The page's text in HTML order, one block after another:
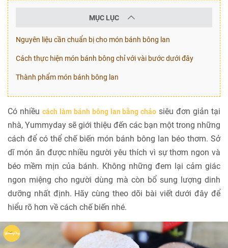
MỤC LỤC
Nguyên liệu cần chuẩn bị cho món bánh bông lan
Cách thực hiện món bánh bông chỉ với vài bước dưới đây
Thành phẩm món bánh bông lan
Có nhiều cách làm bánh bông lan bằng chảo siêu đơn giản tại
nhà, Yummyday sẽ giới thiệu đến các bạn một trong những
cách để có thể chế biến món bánh bông lan béo thơm. Sở
dĩ món ăn được nhiều người yêu thích vì sự thơm ngon và
béo mềm mịn của bánh. Không những đem lại cảm giác
ngon miệng cho người dùng mà còn bổ sung lượng dinh
dưỡng nhất định. Hãy cùng theo dõi bài viết dưới đây để
hiểu rõ hơn về cách chế biến nhé.